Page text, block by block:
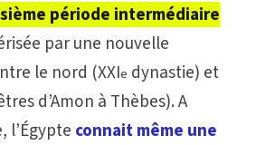
période intermédiaire
par une nouvelle
le nord (XXIe dynastie) et
d’Amon à Thèbes). A
l’Égypte connait même une